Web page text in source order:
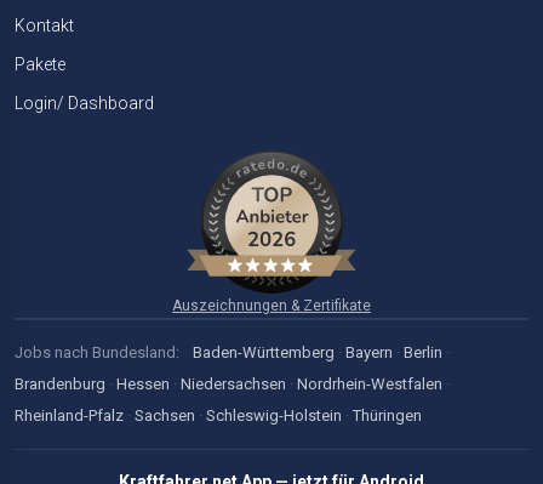
Kontakt
Pakete
Login/ Dashboard
Auszeichnungen & Zertifikate
Jobs nach Bundesland: Baden-Württemberg · Bayern · Berlin ·
Brandenburg · Hessen · Niedersachsen · Nordrhein-Westfalen ·
Rheinland-Pfalz · Sachsen · Schleswig-Holstein · Thüringen